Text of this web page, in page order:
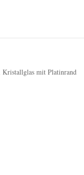
Kristallglas mit Platinrand